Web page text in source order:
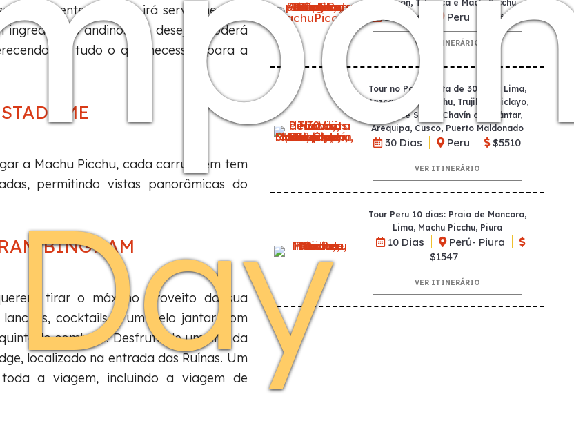
altamente treinado irá servir-lhe uma
andinos. Se desejar, poderá
lhe tudo o que necessita para a
a Machu Picchu, cada carruagem tem
permitindo vistas panorâmicas do
BINGHAM
tirar o máximo proveito da sua
cocktails e um belo jantar com
comboio. Desfrute de um chá da
localizado na entrada das Ruínas. Um
a viagem, incluindo a viagem de
Canyon, Titicaca e MachuPicchu
20 Dias Peru $3370
VER ITINERÁRIO
Tour no Peru Visita de 30 dias: Lima,
Nazca, Machupicchu, Trujillo, Chiclayo,
Señor de Sipan, Chavín de Huántar,
Arequipa, Cusco, Puerto Maldonado
30 Dias Peru $5510
VER ITINERÁRIO
Tour Peru 10 dias: Praia de Mancora,
Lima, Machu Picchu, Piura
10 Dias
Perú- Piura
$1547
VER ITINERÁRIO